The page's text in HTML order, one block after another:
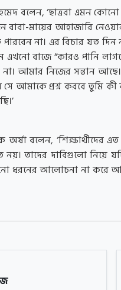
বলেন, ‘ছাত্ররা এমন কোনো
বাবা-মায়ের আহাজারি
না। এর বিচার যত
এখনো বাজে “কারও পানি
না। আমার নিজের সন্তান
সে আমাকে প্রশ্ন করবে
অর্ষা বলেন, ‘শিক্ষার্থীদের
নয়। তাদের দাবিগুলো
ধরনের আলোচনা না করে